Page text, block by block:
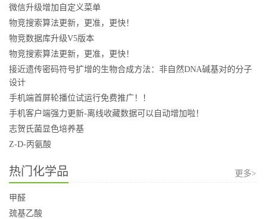
微信升级增加自定义菜单
物竞搜索算法更新，更准，更快！
物竞数据库升级V5版本
物竞搜索算法更新，更准，更快！
接近遗传密码符号扩增的生物合成方法：非自然DNA碱基对的分子
设计
手机端首屏轮播位试运行免费推广！！
手机客户端强力更新-离线收藏数据可以自动增加啦！
志贺氏菌显色培养基
Z-D-丙氨酸
热门化学品 更多>
甲醛
巯基乙酸